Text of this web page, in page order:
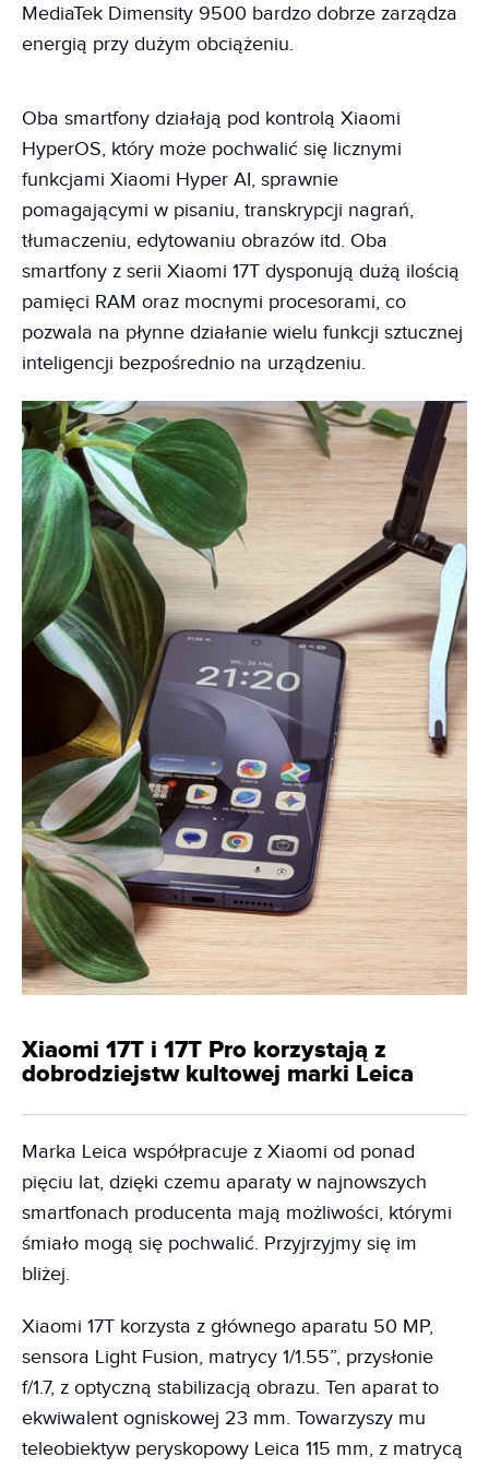
MediaTek Dimensity 9500 bardzo dobrze zarządza
energią przy dużym obciążeniu.
Oba smartfony działają pod kontrolą Xiaomi
HyperOS, który może pochwalić się licznymi
funkcjami Xiaomi Hyper AI, sprawnie
pomagającymi w pisaniu, transkrypcji nagrań,
tłumaczeniu, edytowaniu obrazów itd. Oba
smartfony z serii Xiaomi 17T dysponują dużą ilością
pamięci RAM oraz mocnymi procesorami, co
pozwala na płynne działanie wielu funkcji sztucznej
inteligencji bezpośrednio na urządzeniu.
Xiaomi 17T i 17T Pro korzystają z
dobrodziejstw kultowej marki Leica
Marka Leica współpracuje z Xiaomi od ponad
pięciu lat, dzięki czemu aparaty w najnowszych
smartfonach producenta mają możliwości, którymi
śmiało mogą się pochwalić. Przyjrzyjmy się im
bliżej.
Xiaomi 17T korzysta z głównego aparatu 50 MP,
sensora Light Fusion, matrycy 1/1.55”, przysłonie
f/1.7, z optyczną stabilizacją obrazu. Ten aparat to
ekwiwalent ogniskowej 23 mm. Towarzyszy mu
teleobiektyw peryskopowy Leica 115 mm, z matrycą